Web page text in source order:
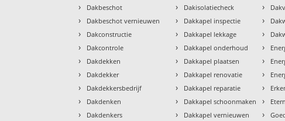
› Dakbeschot
› Dakbeschot vernieuwen
› Dakconstructie
› Dakcontrole
› Dakdekken
› Dakdekker
› Dakdekkersbedrijf
› Dakdenken
› Dakdenkers
› Dakisolatiecheck
› Dakkapel inspectie
› Dakkapel lekkage
› Dakkapel onderhoud
› Dakkapel plaatsen
› Dakkapel renovatie
› Dakkapel reparatie
› Dakkapel schoonmaken
› Dakkapel vernieuwen
›
›
›
›
›
›
›
›
›